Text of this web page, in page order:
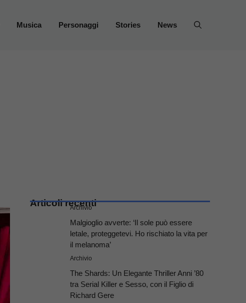
Musica Personaggi Stories News
Articoli recenti
Archivio
Malgioglio avverte: ‘Il sole può essere
letale, proteggetevi. Ho rischiato la vita per
il melanoma’
Archivio
The Shards: Un Elegante Thriller Anni ’80
tra Serial Killer e Sesso, con il Figlio di
Richard Gere